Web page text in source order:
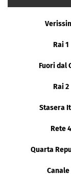
Rai 1
Fuori dal
Rai 2
Stasera
Rete 4
Quarta
Canale